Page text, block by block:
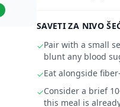
SAVETI ZA NIVO
✓Pair with a small
blunt any blood
✓Eat alongside
✓Consider a brief
this meal is